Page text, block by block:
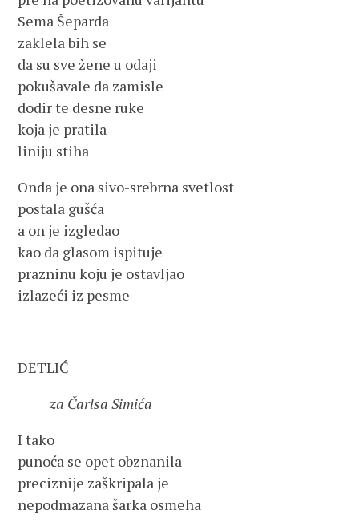
Sema Šeparda
zaklela bih se
da su sve žene u odaji
pokušavale da zamisle
dodir te desne ruke
koja je pratila
liniju stiha
Onda je ona sivo-srebrna svetlost
postala gušća
a on je izgledao
kao da glasom ispituje
prazninu koju je ostavljao
izlazeći iz pesme
DETLIĆ
za Čarlsa Simića
I tako
punoća se opet obznanila
preciznije zaškripala je
nepodmazana šarka osmeha